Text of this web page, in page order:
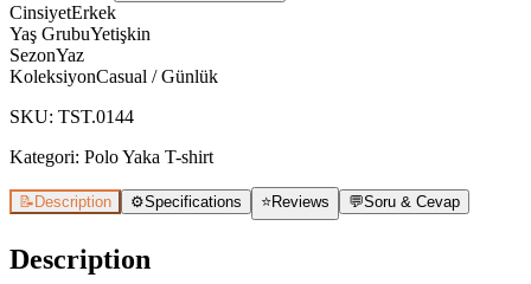
CinsiyetErkek
Yaş GrubuYetişkin
SezonYaz
KoleksiyonCasual / Günlük
SKU: TST.0144
Kategori: Polo Yaka T-shirt
📝 Description ⚙️Specifications ⭐Reviews 💬Soru & Cevap
Description